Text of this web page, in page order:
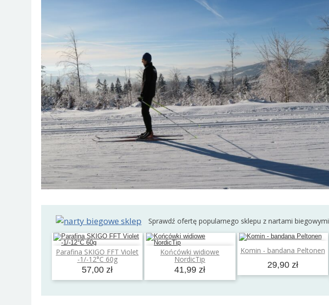
Sprawdź ofertę popularnego sklepu z nartami biegowymi
Parafina SKIGO FFT Violet
-1/-12°C 60g
57,00 zł
Dodaj do koszyka Końcówki widiowe
NordicTip
41,99 zł
Dodaj do koszyka Komin - bandana Peltonen
29,90 zł
Dodaj do koszyka